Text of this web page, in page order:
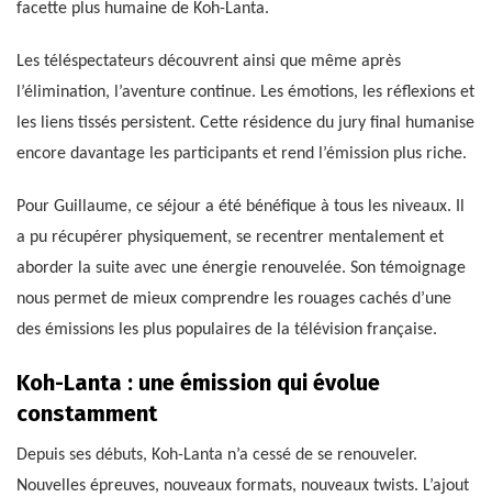
facette plus humaine de Koh-Lanta.
Les téléspectateurs découvrent ainsi que même après
l’élimination, l’aventure continue. Les émotions, les réflexions et
les liens tissés persistent. Cette résidence du jury final humanise
encore davantage les participants et rend l’émission plus riche.
Pour Guillaume, ce séjour a été bénéfique à tous les niveaux. Il
a pu récupérer physiquement, se recentrer mentalement et
aborder la suite avec une énergie renouvelée. Son témoignage
nous permet de mieux comprendre les rouages cachés d’une
des émissions les plus populaires de la télévision française.
Koh-Lanta : une émission qui évolue
constamment
Depuis ses débuts, Koh-Lanta n’a cessé de se renouveler.
Nouvelles épreuves, nouveaux formats, nouveaux twists. L’ajout